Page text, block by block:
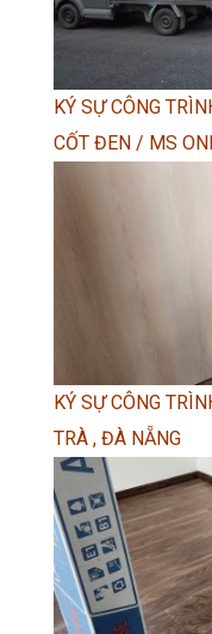
KÝ SỰ CÔNG
CỐT ĐEN / MS
KÝ SỰ CÔNG
TRÀ , ĐÀ NẴNG